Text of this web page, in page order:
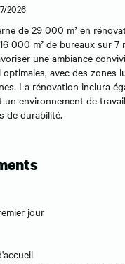
2026
de 29 000 m² en
000 m² de bureaux sur 7
une ambiance
avec des zones
La rénovation inclura
un environnement de
de durabilité.
jour